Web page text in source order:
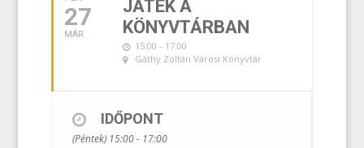
27
MÁR.
JÁTÉK A
KÖNYVTÁRBAN
15:00 - 17:00
Gáthy Zoltán Városi Könyvtár
IDŐPONT
(Péntek) 15:00 - 17:00